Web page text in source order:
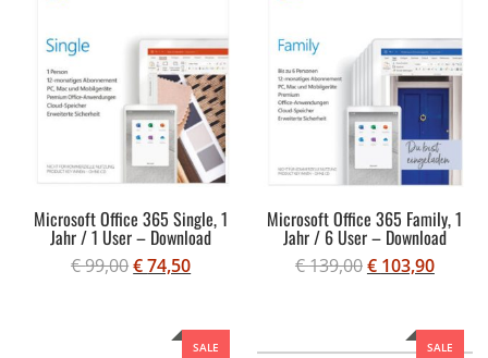
Microsoft Office 365 Single, 1
Jahr / 1 User – Download
€99,00€74,50
Microsoft Office 365 Family, 1
Jahr / 6 User – Download
€139,00€ 103,90
SALE SALE